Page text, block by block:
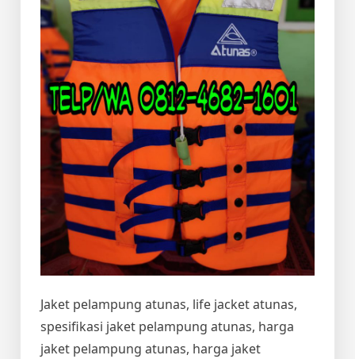
Jaket pelampung atunas, life jacket atunas,
spesifikasi jaket pelampung atunas, harga
jaket pelampung atunas, harga jaket